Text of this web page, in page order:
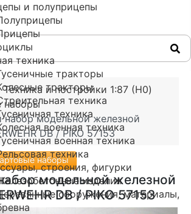
и полуприцепы
техника
тракторы
тракторы
техника
техника
военная техника
военная техника
техника
строения, фигурки
изделия
сооружения, материалы,
Техника и постройки 1:87 (H0)
наборы
набор модельной железной
DB / PIKO 57153
наборы
модельной железной
DB / PIKO 57153